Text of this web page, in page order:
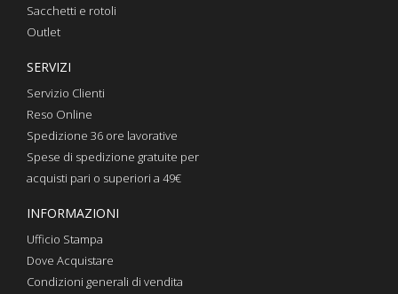
Sacchetti e rotoli
Outlet
SERVIZI
Servizio Clienti
Reso Online
Spedizione 36 ore lavorative
Spese di spedizione gratuite per
acquisti pari o superiori a 49€
INFORMAZIONI
Ufficio Stampa
Dove Acquistare
Condizioni generali di vendita